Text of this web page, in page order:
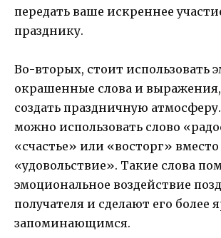
передать ваше искреннее
празднику.
Во-вторых, стоит использовать
окрашенные слова и
создать праздничную
можно использовать слово
«счастье» или «восторг» вместо
«удовольствие». Такие слова
эмоциональное воздействие
получателя и сделают его более
запоминающимся.